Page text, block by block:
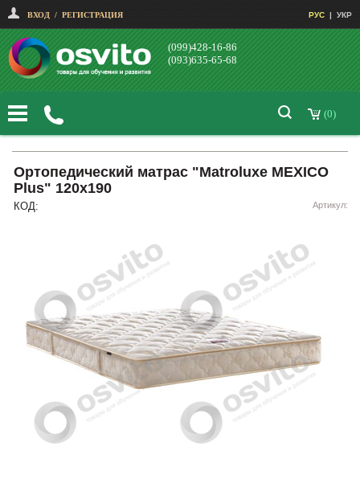
ВХОД / РЕГИСТРАЦИЯ РУС | УКР
(099)428-16-86
(093)635-65-68
(0)
Ортопедический матрас "Matroluxe MEXICO
Plus" 120x190
КОД: Артикул: